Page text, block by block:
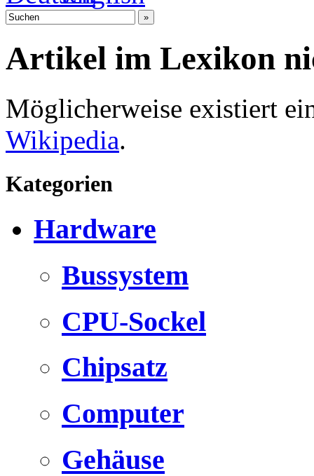
Artikel im Lexikon
Möglicherweise existiert
Wikipedia.
Kategorien
Hardware
Bussystem
CPU-Sockel
Chipsatz
Computer
Gehäuse